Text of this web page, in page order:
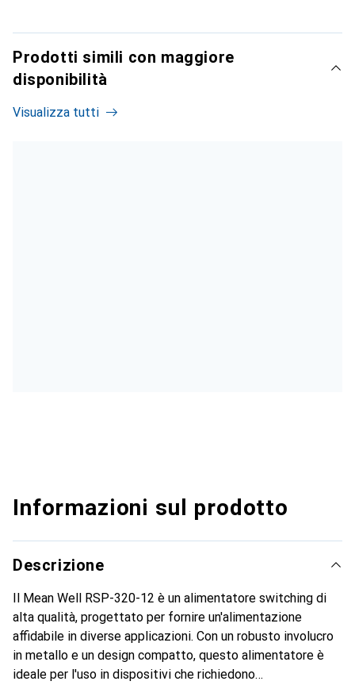
Prodotti simili con maggiore
disponibilità
Visualizza tutti
Informazioni sul prodotto
Descrizione
Il Mean Well RSP-320-12 è un alimentatore switching di
alta qualità, progettato per fornire un'alimentazione
affidabile in diverse applicazioni. Con un robusto involucro
in metallo e un design compatto, questo alimentatore è
ideale per l'uso in dispositivi che richiedono